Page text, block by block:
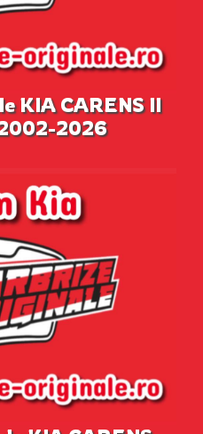
KIA CARENS II
2026